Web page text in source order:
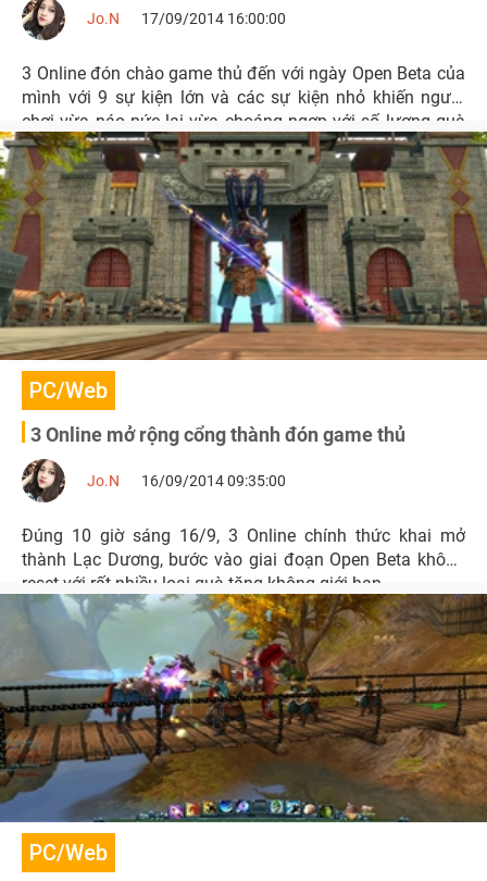
Jo.N 17/09/2014 16:00:00
3 Online đón chào game thủ đến với ngày Open Beta của
mình với 9 sự kiện lớn và các sự kiện nhỏ khiến người
chơi vừa náo nức lại vừa choáng ngợp với số lượng quà
tặng không giới hạn.
PC/Web
3 Online mở rộng cổng thành đón game thủ
Jo.N 16/09/2014 09:35:00
Đúng 10 giờ sáng 16/9, 3 Online chính thức khai mở
thành Lạc Dương, bước vào giai đoạn Open Beta không
reset với rất nhiều loại quà tặng không giới hạn.
PC/Web